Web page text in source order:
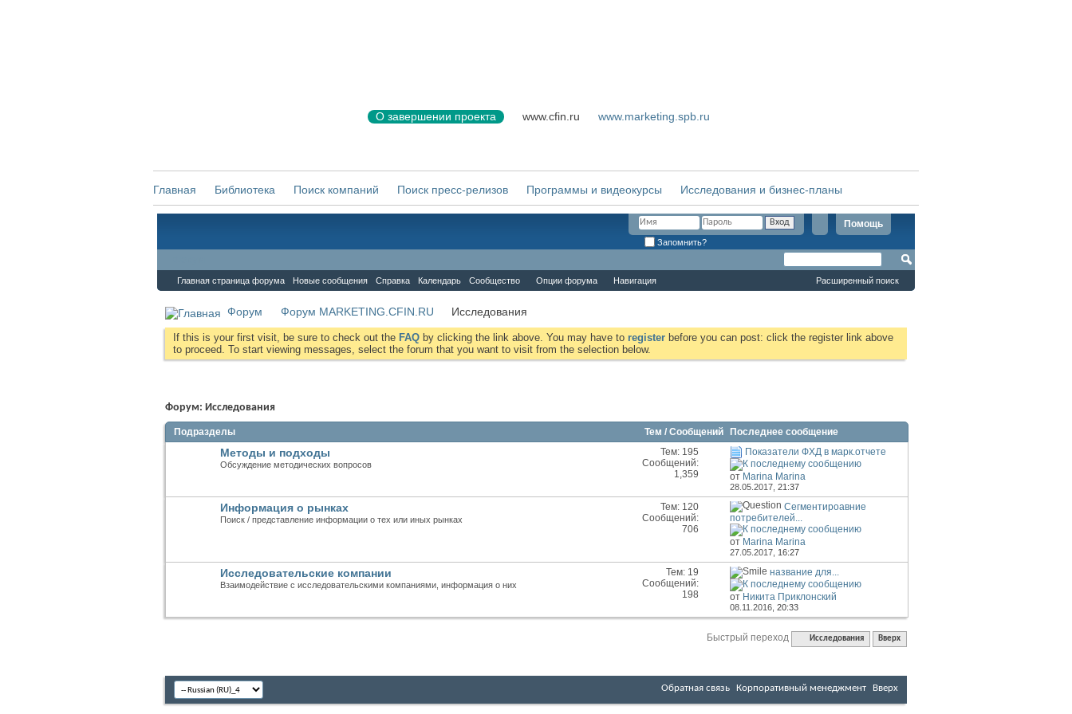
О завершении проекта www.cfin.ru www.marketing.spb.ru
Главная Библиотека Поиск компаний Поиск пресс-релизов Программы и видеокурсы Исследования и бизнес-планы
Помощь
Запомнить?
Главная страница форума Новые сообщения Справка Календарь Сообщество Опции форума Навигация Расширенный поиск
Форум Форум MARKETING.CFIN.RU Исследования
If this is your first visit, be sure to check out the FAQ by clicking the link above. You may have to register before you can post: click the register link above
to proceed. To start viewing messages, select the forum that you want to visit from the selection below.
Форум: Исследования
Подразделы Тем / Сообщений Последнее сообщение
Методы и подходы
Обсуждение методических вопросов
лента
раздела
Тем: 195
Сообщений:
1,359
Показатели ФХД в марк.отчете
от Marina Marina
28.05.2017, 21:37
Информация о рынках
Поиск / представление информации о тех или иных рынках
лента
Тем: 120
Сообщений:
706
Сегментироавние
потребителей...
от Marina Marina
27.05.2017, 16:27
Исследовательские компании
Взаимодействие с исследовательскими компаниями, информация о них
лента
раздела
Тем: 19
Сообщений:
198
название для...
от Никита Приклонский
08.11.2016, 20:33
Быстрый переход Исследования Вверх
Обратная связь Корпоративный менеджмент Вверх